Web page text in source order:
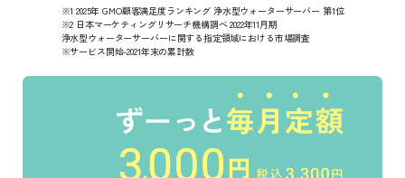
※1 2025年 GMO顧客満足度ランキング 浄水型ウォーターサーバー 第1位
※2 日本マーケティングリサーチ機構調べ 2022年11月期
浄水型ウォーターサーバーに関する指定領域における市場調査
※サービス開始-2021年末の累計数